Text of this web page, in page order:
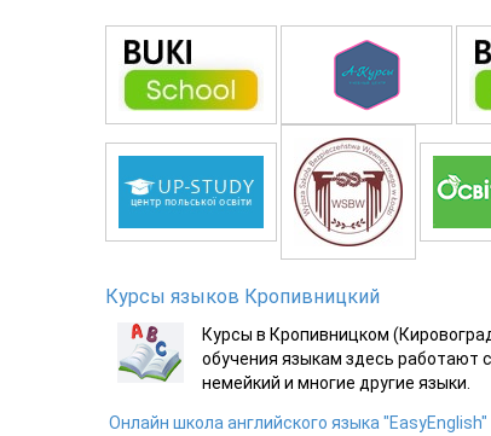
Курсы языков Кропивницкий
Курсы в Кропивницком
обучения языкам здесь работают
немейкий и многие другие языки.
Онлайн школа английского языка "EasyEnglish"